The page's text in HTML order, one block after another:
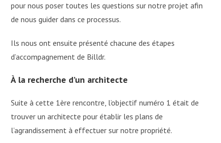
pour nous poser toutes les questions sur notre projet afin
de nous guider dans ce processus.
Ils nous ont ensuite présenté chacune des étapes
d’accompagnement de Billdr.
À la recherche d’un architecte
Suite à cette 1ère rencontre, l’objectif numéro 1 était de
trouver un architecte pour établir les plans de
l’agrandissement à effectuer sur notre propriété.